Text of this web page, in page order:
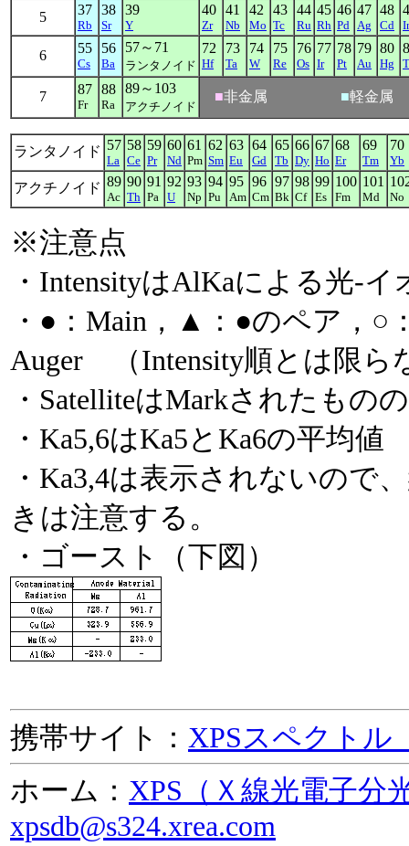
5 37
Rb
38
Sr
39
Y
40
Zr
41
Nb
42
Mo
43
Tc
44
Ru
45
Rh
46
Pd
47
Ag
48
Cd
6 55
Cs
56
Ba
57～71
ランタノイド
72
Hf
73
Ta
74
W
75
Re
76
Os
77
Ir
78
Pt
79
Au
80
Hg
7 87
Fr
88
Ra
89～103
アクチノイド
■非金属 ■軽金属
ランタノイド 57
La
58
Ce
59
Pr
60
Nd
61
Pm
62
Sm
63
Eu
64
Gd
65
Tb
66
Dy
67
Ho
68
Er
69
Tm
70
Yb
アクチノイド 89
Ac
90
Th
91
Pa
92
U
93
Np
94
Pu
95
Am
96
Cm
97
Bk
98
Cf
99
Es
100
Fm
101
Md No
※注意点
・IntensityはAlKaによる光-イ
・●：Main，▲：●のペア，○
Auger （Intensity順とは限ら
・SatelliteはMarkされたもの
・Ka5,6はKa5とKa6の平均値
・Ka3,4は表示されないので
きは注意する。
・ゴースト（下図）
携帯サイト： XPSスペクト
ホーム： XPS（Ｘ線光電子分
xpsdb@s324.xrea.com